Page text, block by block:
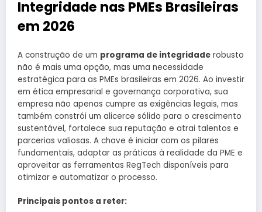
Integridade nas PMEs Brasileiras
em 2026
A construção de um programa de integridade robusto
não é mais uma opção, mas uma necessidade
estratégica para as PMEs brasileiras em 2026. Ao investir
em ética empresarial e governança corporativa, sua
empresa não apenas cumpre as exigências legais, mas
também constrói um alicerce sólido para o crescimento
sustentável, fortalece sua reputação e atrai talentos e
parcerias valiosas. A chave é iniciar com os pilares
fundamentais, adaptar as práticas à realidade da PME e
aproveitar as ferramentas RegTech disponíveis para
otimizar e automatizar o processo.
Principais pontos a reter: